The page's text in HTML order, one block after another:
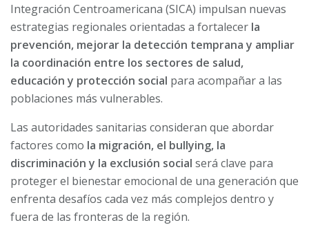
Integración Centroamericana (SICA) impulsan nuevas
estrategias regionales orientadas a fortalecer la
prevención, mejorar la detección temprana y ampliar
la coordinación entre los sectores de salud,
educación y protección social para acompañar a las
poblaciones más vulnerables.
Las autoridades sanitarias consideran que abordar
factores como la migración, el bullying, la
discriminación y la exclusión social será clave para
proteger el bienestar emocional de una generación que
enfrenta desafíos cada vez más complejos dentro y
fuera de las fronteras de la región.